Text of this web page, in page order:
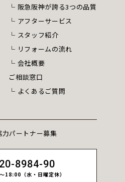
阪急阪神が誇る3つの品質
アフターサービス
スタッフ紹介
リフォームの流れ
会社概要
ご相談窓口
よくあるご質問
力パートナー募集
8984-90
18:00（水・日曜定休）